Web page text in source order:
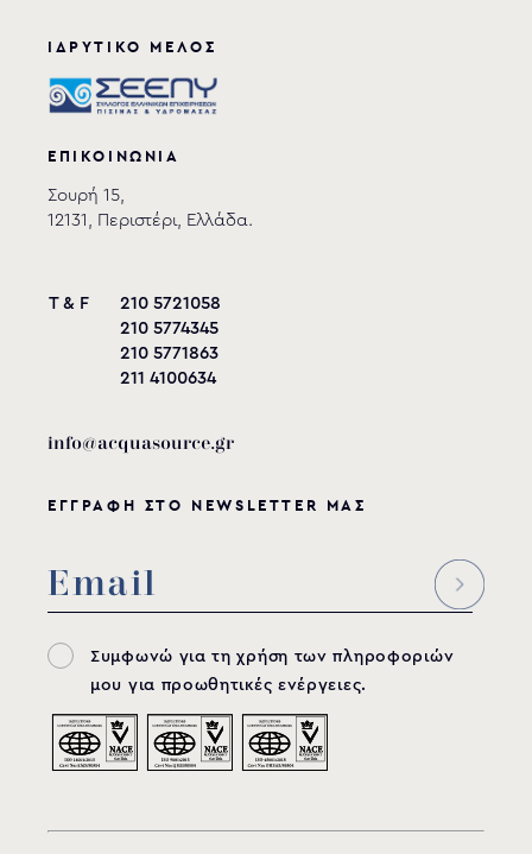
ΙΔΡΥΤΙΚΟ ΜΕΛΟΣ
ΕΠΙΚΟΙΝΩΝΙΑ
Σουρή 15,
12131, Περιστέρι, Ελλάδα.
T & F
210 5721058
210 5774345
210 5771863
211 4100634
info@acquasource.gr
ΕΓΓΡΑΦΗ ΣΤΟ NEWSLETTER ΜΑΣ
Συμφωνώ για τη χρήση των πληροφοριών
μου για προωθητικές ενέργειες.